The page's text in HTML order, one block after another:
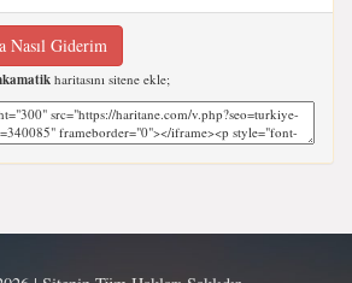
Giderim
haritasını sitene ekle;